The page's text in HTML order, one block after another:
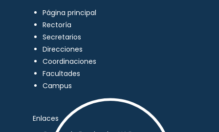
Página principal
Rectoría
Secretarios
Direcciones
Coordinaciones
Facultades
Campus
Enlaces